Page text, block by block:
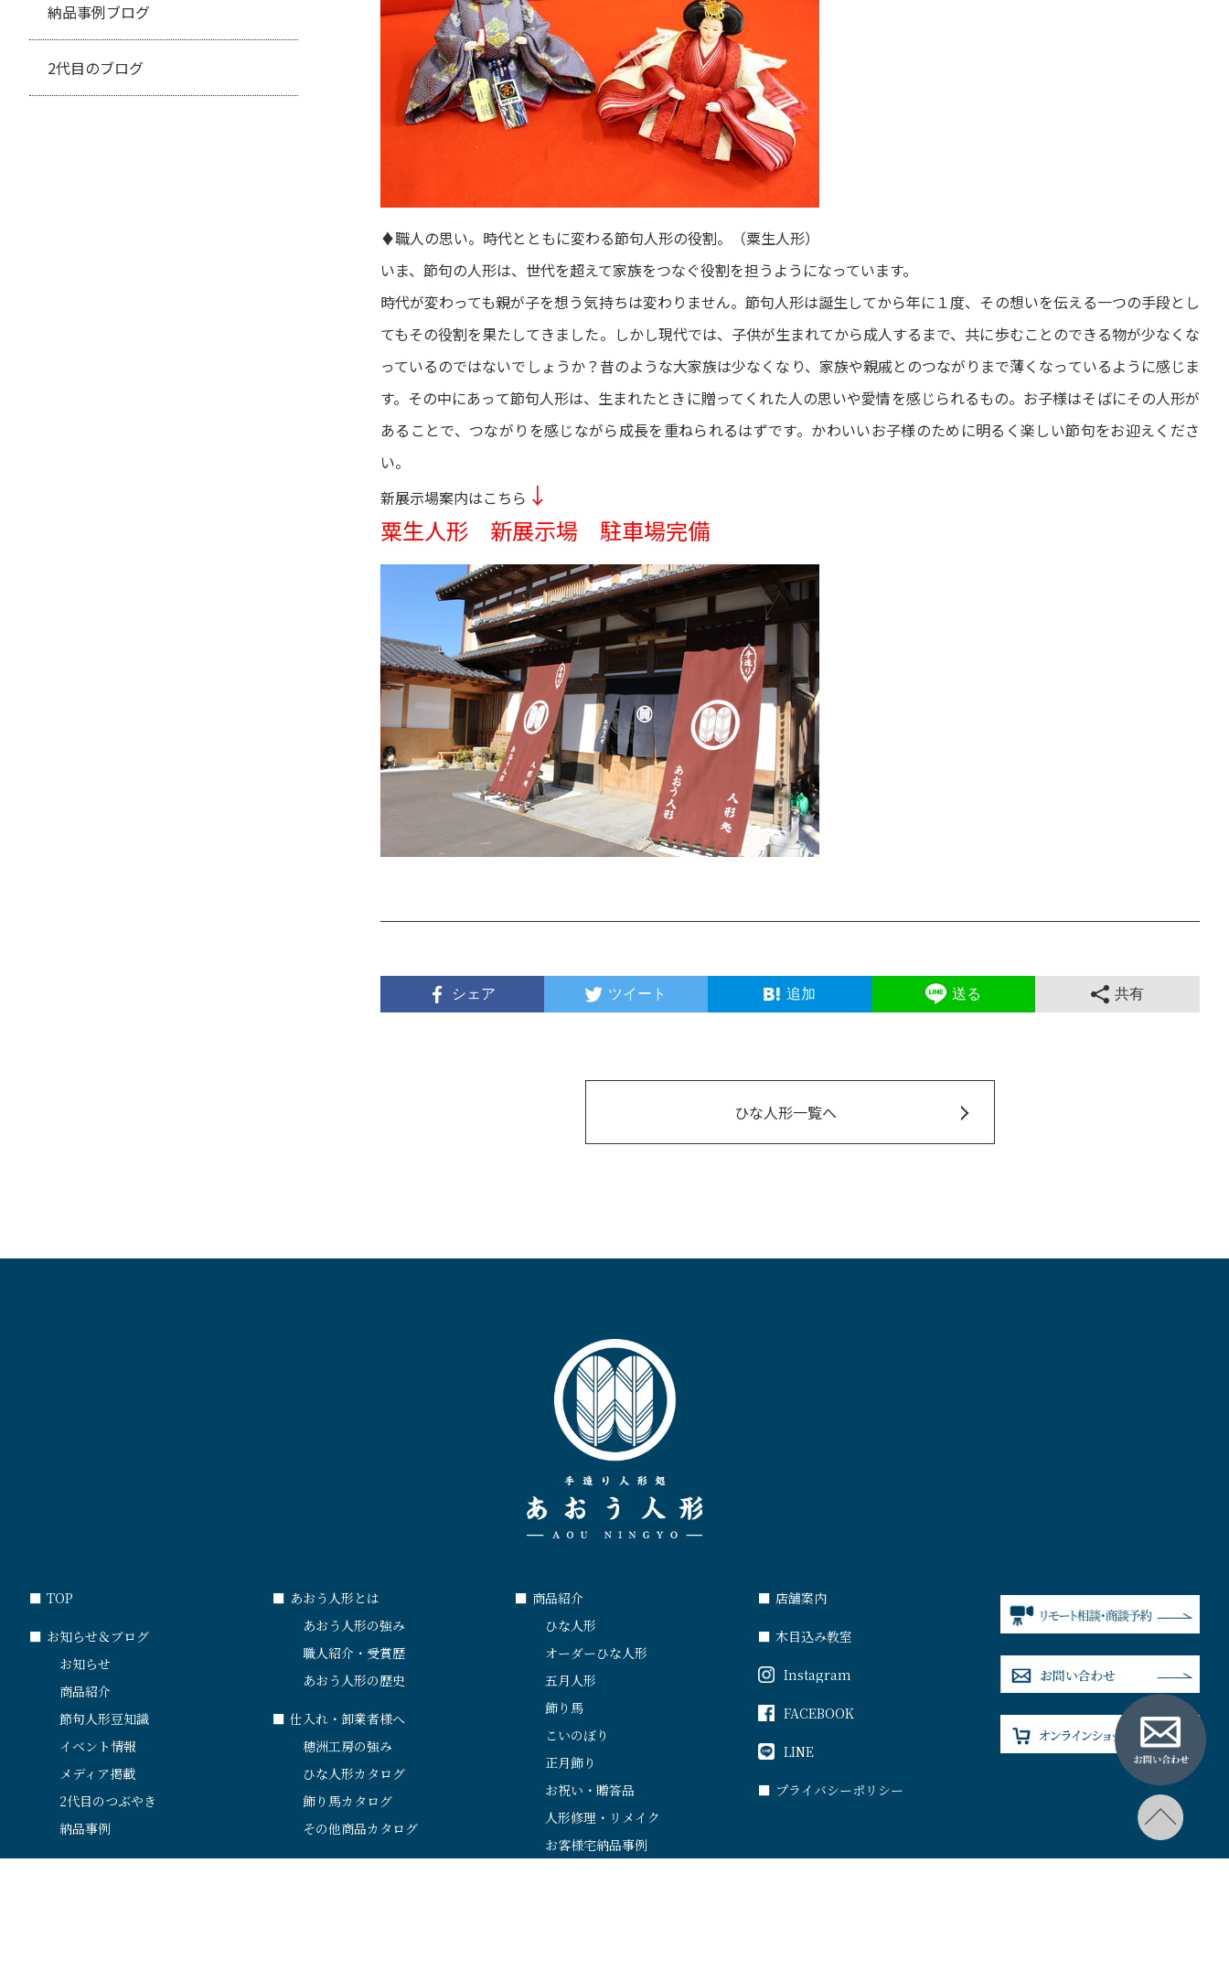
納品事例ブログ
2代目のブログ
♦職人の思い。時代とともに変わる節句人形の役割。（粟生人形）
いま、節句の人形は、世代を超えて家族をつなぐ役割を担うようになっています。
時代が変わっても親が子を想う気持ちは変わりません。節句人形は誕生してから年に１度、その想いを伝える一つの手段とし
てもその役割を果たしてきました。しかし現代では、子供が生まれてから成人するまで、共に歩むことのできる物が少なくな
っているのではないでしょうか？昔のような大家族は少なくなり、家族や親戚とのつながりまで薄くなっているように感じま
す。その中にあって節句人形は、生まれたときに贈ってくれた人の思いや愛情を感じられるもの。お子様はそばにその人形が
あることで、つながりを感じながら成長を重ねられるはずです。かわいいお子様のために明るく楽しい節句をお迎えくださ
い。
新展示場案内はこちら ↓
粟生人形 新展示場 駐車場完備
シェア ツイート 追加 送る 共有
ひな人形一覧へ
■ TOP
■ お知らせ＆ブログ
お知らせ
商品紹介
節句人形豆知識
イベント情報
メディア掲載
2代目のつぶやき
納品事例
■ あおう人形とは
あおう人形の強み
職人紹介・受賞歴
あおう人形の歴史
■ 仕入れ・卸業者様へ
穂洲工房の強み
ひな人形カタログ
飾り馬カタログ
その他商品カタログ
■ 商品紹介
ひな人形
オーダーひな人形
五月人形
飾り馬
こいのぼり
正月飾り
お祝い・贈答品
人形修理・リメイク
お客様宅納品事例
■ 店舗案内
■ 木目込み教室
Instagram
FACEBOOK
LINE
■ プライバシーポリシー